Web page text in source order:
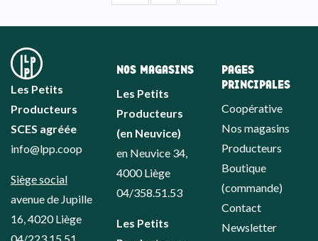
Les Petits
Producteurs
SCES agréée
info@lpp.coop
Siège social
avenue de Jupille
16, 4020 Liège
NOS MAGASINS
Les Petits
Producteurs
(en Neuvice)
en Neuvice 34,
4000 Liège
04/358.51.53
Les Petits
PAGES
PRINCIPALES
Coopérative
Nos magasins
Producteurs
Boutique
(commande)
Contact
Newsletter